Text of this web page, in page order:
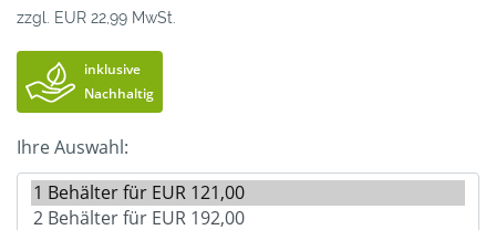
zzgl. EUR 22,99 MwSt.
inklusive
Nachhaltig
Ihre Auswahl: